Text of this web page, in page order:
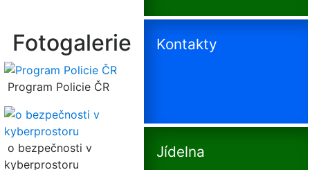
Fotogalerie
Program Policie ČR
o bezpečnosti v
kyberprostoru
Kontakty
Jídelna